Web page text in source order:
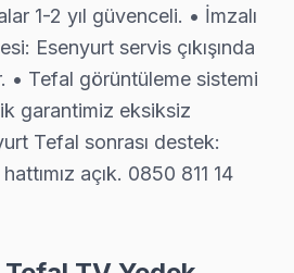
kapsamında:
duvar askısı montajı (sabit,
gizli kablo düzeni ve kanal
ses sistemi ve uydu bağlantı
ekran ağ yapılandırması ve
ekran kalibrasyon ve görüntü
1-2 yıl güvenceli. • İmzalı
Esenyurt servis çıkışında
• Tefal görüntüleme sistemi
garantimiz eksiksiz
Tefal sonrası destek:
açık. 0850 811 14